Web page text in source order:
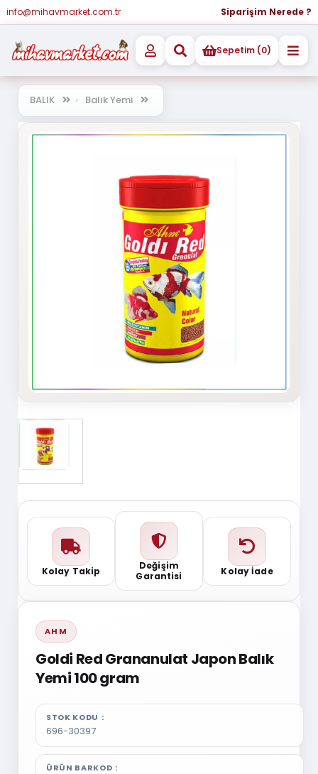
info@mihavmarket.com.tr Siparişim Nerede ?
Sepetim (0)
BALIK Balık Yemi
Kolay Takip
Değişim
Garantisi
Kolay İade
AHM
Goldi Red Grananulat Japon Balık
Yemi 100 gram
STOK KODU
696-30397
ÜRÜN BARKOD